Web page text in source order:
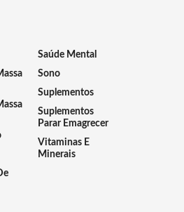
Saúde Mental
Sono
Suplementos
Suplementos
Parar Emagrecer
Vitaminas E
Minerais